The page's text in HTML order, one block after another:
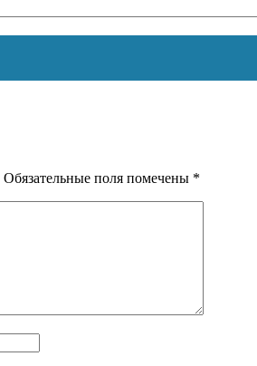
Обязательные поля помечены *